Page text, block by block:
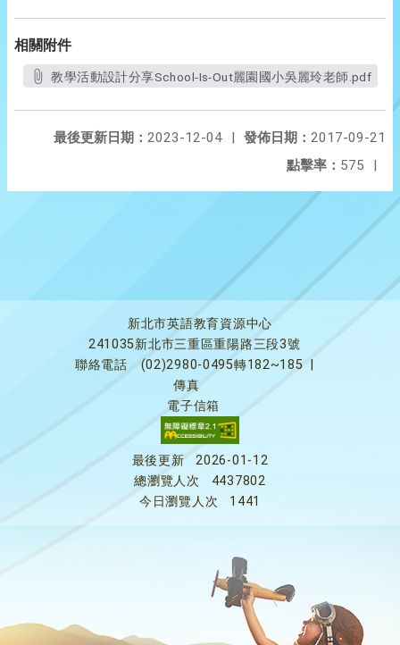
相關附件
教學活動設計分享School-Is-Out麗園國小吳麗玲老師.pdf
發佈日期： 2017-09-21
最後更新日期： 2023-12-04
|
點擊率： 575 |
新北市英語教育資源中心
241035新北市三重區重陽路三段3號
聯絡電話
(02)2980-0495轉182~185
傳真
電子信箱
最後更新
2026-01-12
總瀏覽人次
4437802
今日瀏覽人次
1441